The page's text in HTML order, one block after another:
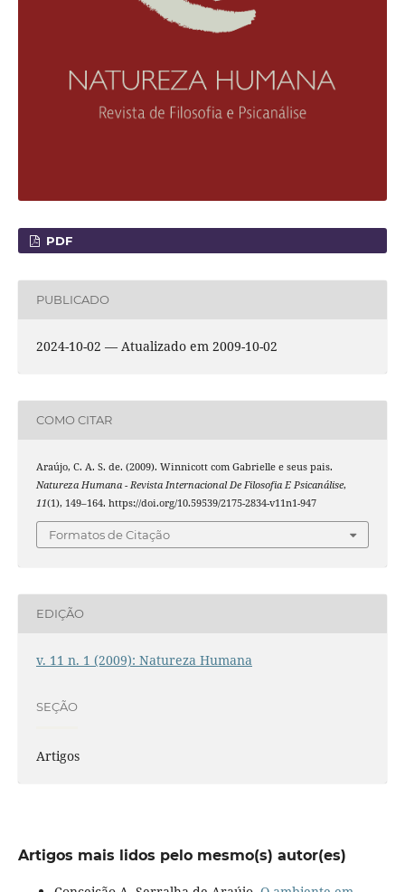
PDF
PUBLICADO
2024-10-02 — Atualizado em 2009-10-02
COMO CITAR
Araújo, C. A. S. de. (2009). Winnicott com Gabrielle e seus pais.
Natureza Humana - Revista Internacional De Filosofia E Psicanálise,
11(1), 149–164. https://doi.org/10.59539/2175-2834-v11n1-947
Formatos de Citação
EDIÇÃO
v. 11 n. 1 (2009): Natureza Humana
SEÇÃO
Artigos
Artigos mais lidos pelo mesmo(s) autor(es)